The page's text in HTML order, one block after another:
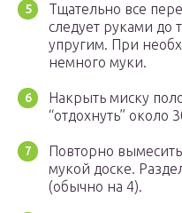
Тщательно все
следует руками до
упругим. При
немного муки.
Накрыть миску
“отдохнуть” около
Повторно
мукой доске.
(обычно на 4).